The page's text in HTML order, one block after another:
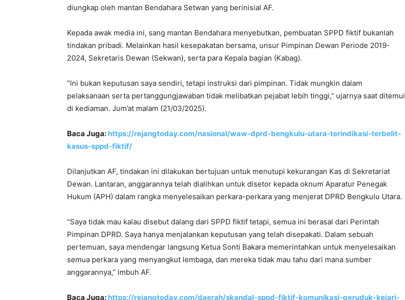
diungkap oleh mantan Bendahara Setwan yang berinisial AF.
Kepada awak media ini, sang mantan Bendahara menyebutkan, pembuatan SPPD fiktif bukanlah
tindakan pribadi. Melainkan hasil kesepakatan bersama, unsur Pimpinan Dewan Periode 2019-
2024, Sekretaris Dewan (Sekwan), serta para Kepala bagian (Kabag).
“Ini bukan keputusan saya sendiri, tetapi instruksi dari pimpinan. Tidak mungkin dalam
pelaksanaan serta pertanggungjawaban tidak melibatkan pejabat lebih tinggi,” ujarnya saat ditemui
di kediaman. Jum’at malam (21/03/2025).
Baca Juga: https://rejangtoday.com/nasional/waw-dprd-bengkulu-utara-terindikasi-terbelit-
kasus-sppd-fiktif/
Dilanjutkan AF, tindakan ini dilakukan bertujuan untuk menutupi kekurangan Kas di Sekretariat
Dewan. Lantaran, anggarannya telah dialihkan untuk disetor kepada oknum Aparatur Penegak
Hukum (APH) dalam rangka menyelesaikan perkara-perkara yang menjerat DPRD Bengkulu Utara.
“Saya tidak mau kalau disebut dalang dari SPPD fiktif tetapi, semua ini berasal dari Perintah
Pimpinan DPRD. Saya hanya menjalankan keputusan yang telah disepakati. Dalam sebuah
pertemuan, saya mendengar langsung Ketua Sonti Bakara memerintahkan untuk menyelesaikan
semua perkara yang menyangkut lembaga, dan mereka tidak mau tahu dari mana sumber
anggarannya,” imbuh AF.
Baca Juga: https://rejangtoday.com/daerah/skandal-sppd-fiktif-komunikasi-geruduk-kejari-